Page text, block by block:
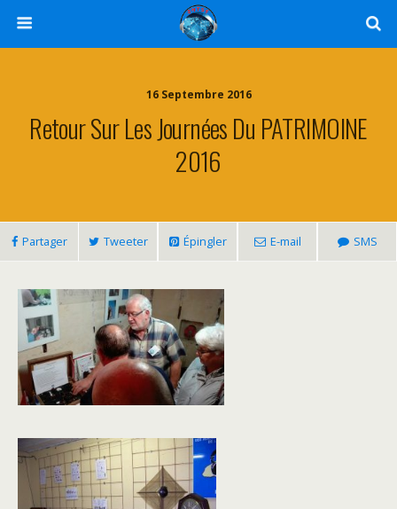
16 Septembre 2016
Retour Sur Les Journées Du PATRIMOINE
2016
Partager Tweeter Épingler E-mail SMS